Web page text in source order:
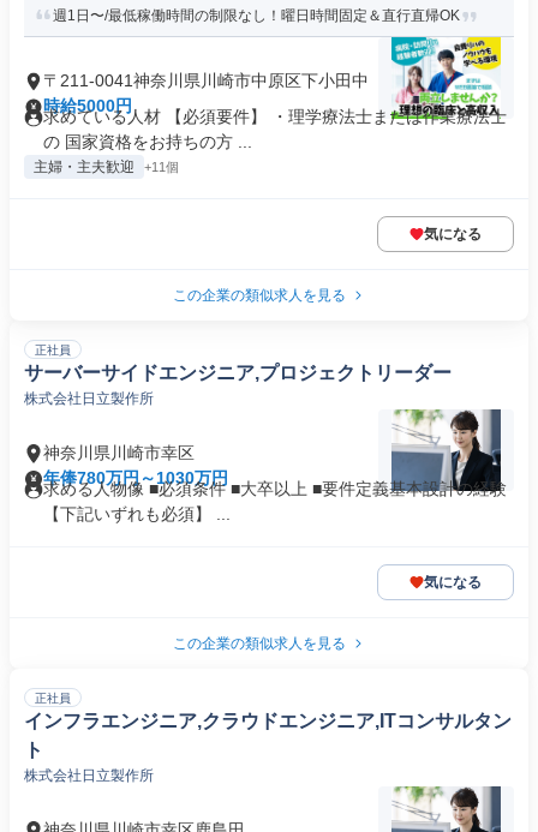
週1日〜/最低稼働時間の制限なし！曜日時間固定＆直行直帰OK
〒211-0041神奈川県川崎市中原区下小田中
時給5000円
求めている人材 【必須要件】 ・理学療法士または作業療法士
の 国家資格をお持ちの方 ...
主婦・主夫歓迎 +11個
気になる
この企業の類似求人を見る
正社員
サーバーサイドエンジニア,プロジェクトリーダー
株式会社日立製作所
神奈川県川崎市幸区
年俸780万円～1030万円
求める人物像 ■必須条件 ■大卒以上 ■要件定義基本設計の経験
【下記いずれも必須】 ...
気になる
この企業の類似求人を見る
正社員
インフラエンジニア,クラウドエンジニア,ITコンサルタン
ト
株式会社日立製作所